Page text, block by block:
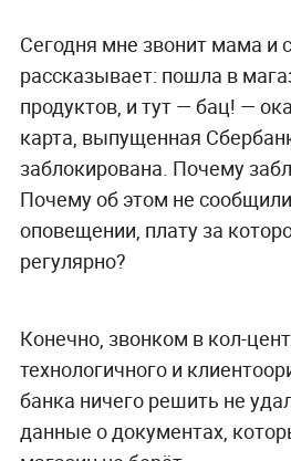
Сегодня мне звонит мама и
рассказывает: пошла в
продуктов, и тут — бац! —
карта, выпущенная
заблокирована. Почему
Почему об этом не
оповещении, плату за
регулярно?
Конечно, звонком в кол-
технологичного и
банка ничего решить не
данные о документах,